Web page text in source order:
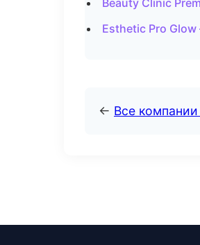
Beauty Clinic
Esthetic Pro
← Все